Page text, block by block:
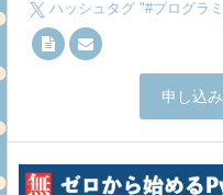
ハッシュタグ "#プログラ
申し込